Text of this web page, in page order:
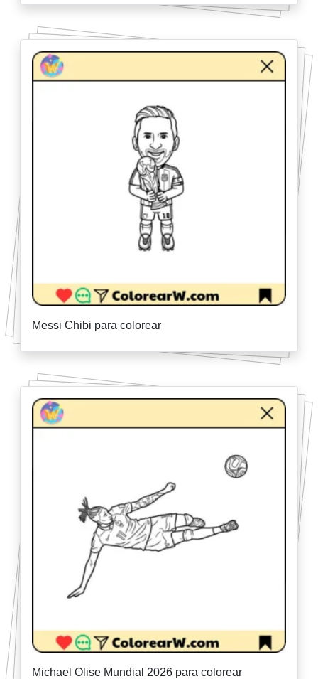
Messi Chibi para colorear
Michael Olise Mundial 2026 para colorear